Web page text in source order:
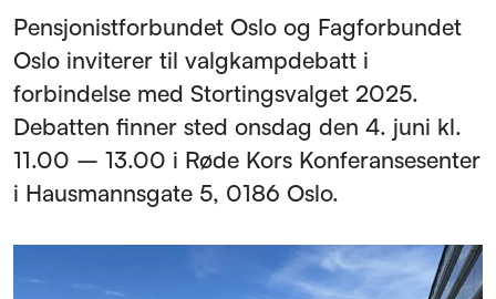
Pensjonistforbundet Oslo og Fagforbundet
Oslo inviterer til valgkampdebatt i
forbindelse med Stortingsvalget 2025.
Debatten finner sted onsdag den 4. juni kl.
11.00 – 13.00 i Røde Kors Konferansesenter
i Hausmannsgate 5, 0186 Oslo.